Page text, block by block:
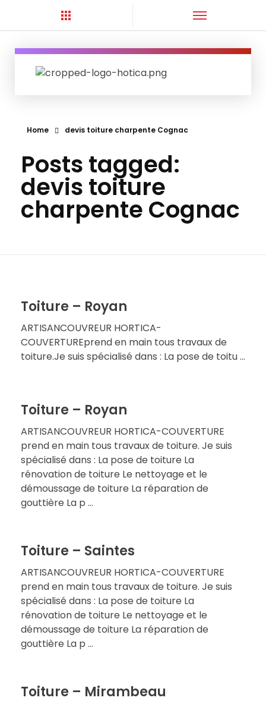
Home devis toiture charpente Cognac
Posts tagged:
devis toiture
charpente Cognac
Toiture – Royan
ARTISANCOUVREUR HORTICA-
COUVERTUREprend en main tous travaux de
toiture.Je suis spécialisé dans : La pose de toitu ...
Toiture – Royan
ARTISANCOUVREUR HORTICA-COUVERTURE
prend en main tous travaux de toiture. Je suis
spécialisé dans : La pose de toiture La
rénovation de toiture Le nettoyage et le
démoussage de toiture La réparation de
gouttière La p ...
Toiture – Saintes
ARTISANCOUVREUR HORTICA-COUVERTURE
prend en main tous travaux de toiture. Je suis
spécialisé dans : La pose de toiture La
rénovation de toiture Le nettoyage et le
démoussage de toiture La réparation de
gouttière La p ...
Toiture – Mirambeau